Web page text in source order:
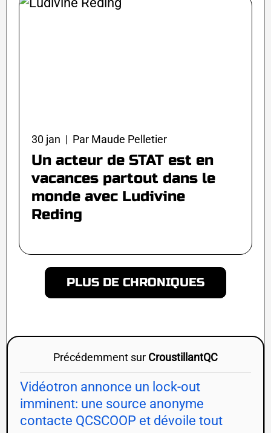
30 jan | Par Maude Pelletier
Un acteur de STAT est en
vacances partout dans le
monde avec Ludivine
Reding
PLUS DE CHRONIQUES
Précédemment sur CroustillantQC
Vidéotron annonce un lock-out
imminent: une source anonyme
contacte QCSCOOP et dévoile tout